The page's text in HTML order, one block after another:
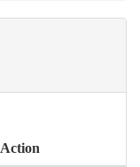
Action